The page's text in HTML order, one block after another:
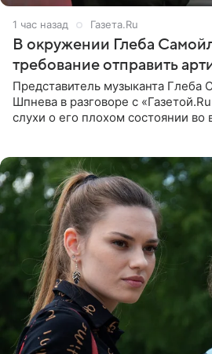
1 час назад Газета.Ru
В окружении Глеба
требование отправить
Представитель музыканта Глеба
Шпнева в разговоре с
слухи о его плохом состоянии во